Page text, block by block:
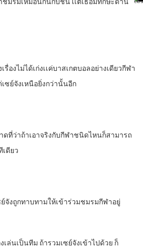
รื่องไม่ได้เก่งเเค่บาสเกตบอลอย่างเดียว​กีฬา​
เซย์จังเหนือยิ่งกว่านั้นอีก
ที่ว่าถ้าเอาจริงกับกีฬาชนิดไหนก็สามารถ
ดียว
ย์จังถูกทาบทามให้เข้าร่วมชมรมกีฬาอยู่
เล่นเป็นทีม​ ถ้ารวมเซย์จังเข้าไปด้วย​ ก็